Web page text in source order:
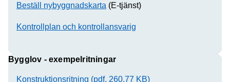
Beställ nybyggnadskarta (E-tjänst)
Kontrollplan och kontrollansvarig
Bygglov - exempelritningar
Konstruktionsritning (pdf, 260,77 KB)